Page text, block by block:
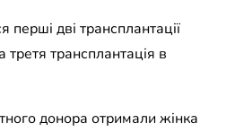
перші дві трансплантації
третя трансплантація в
донора отримали жінка